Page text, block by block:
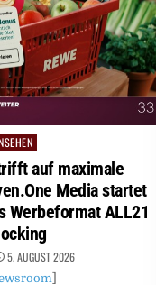
auf maximale
Media startet
Werbeformat ALL21
5. AUGUST 2026
]